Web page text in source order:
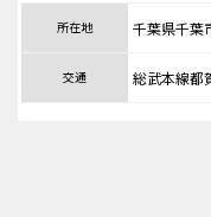
所在地 千葉県千葉
交通 総武本線都